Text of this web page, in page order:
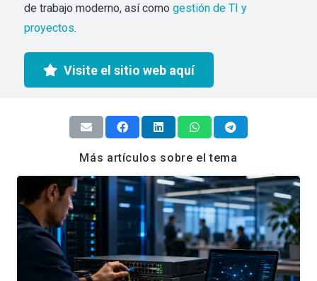
de trabajo moderno, así como gestión de TI y
proyectos.
Visite el sitio web aquí
Más artículos sobre el tema